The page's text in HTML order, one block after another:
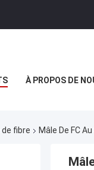
À PROPOS DE
fibre Mâle De FC